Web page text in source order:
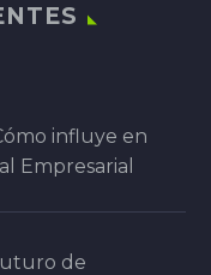
influye en
Empresarial
de